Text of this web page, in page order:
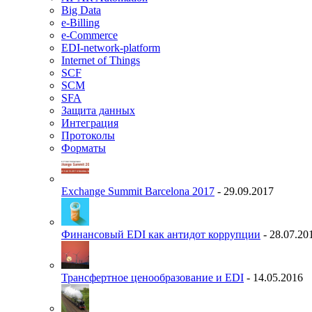
Big Data
e-Billing
e-Commerce
EDI-network-platform
Internet of Things
SCF
SCM
SFA
Защита данных
Интеграция
Протоколы
Форматы
Exchange Summit Barcelona 2017 - 29.09.2017
Финансовый EDI как антидот коррупции -
Трансфертное ценообразование и EDI - 14.05.2016